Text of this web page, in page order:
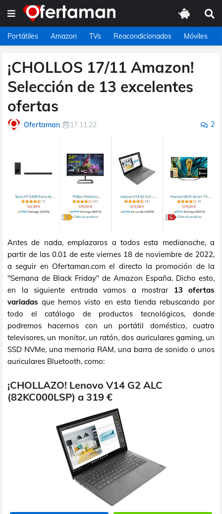
Portátiles Amazon TVs Reacondicionados Móviles
¡CHOLLOS 17/11 Amazon!
Selección de 13 excelentes
ofertas
Ofertaman 17.11.22 2
Antes de nada, emplazaros a todos esta medianoche, a
partir de las 0.01 de este viernes 18 de noviembre de 2022,
a seguir en Ofertaman.com el directo la promoción de la
"Semana de Black Friday" de Amazon España. Dicho esto,
en la siguiente entrada vamos a mostrar 13 ofertas
variadas que hemos visto en esta tienda rebuscando por
todo el catálogo de productos tecnológicos, donde
podremos hacernos con un portátil doméstico, cuatro
televisores, un monitor, un ratón, dos auriculares gaming, un
SSD NVMe, una memoria RAM, una barra de sonido o unos
auriculares Bluetooth, como:
¡CHOLLAZO! Lenovo V14 G2 ALC
(82KC000LSP) a 319 €